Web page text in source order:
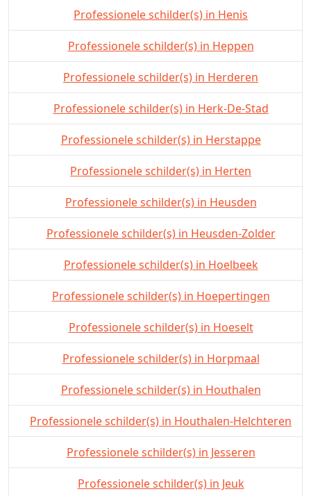
Professionele schilder(s) in Henis
Professionele schilder(s) in Heppen
Professionele schilder(s) in Herderen
Professionele schilder(s) in Herk-De-Stad
Professionele schilder(s) in Herstappe
Professionele schilder(s) in Herten
Professionele schilder(s) in Heusden
Professionele schilder(s) in Heusden-Zolder
Professionele schilder(s) in Hoelbeek
Professionele schilder(s) in Hoepertingen
Professionele schilder(s) in Hoeselt
Professionele schilder(s) in Horpmaal
Professionele schilder(s) in Houthalen
Professionele schilder(s) in Houthalen-Helchteren
Professionele schilder(s) in Jesseren
Professionele schilder(s) in Jeuk